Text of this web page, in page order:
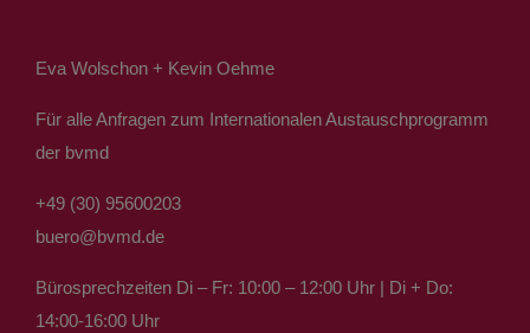
Eva Wolschon + Kevin Oehme
Für alle Anfragen zum Internationalen Austauschprogramm
der bvmd
+49 (30) 95600203
buero@bvmd.de
Bürosprechzeiten Di – Fr: 10:00 – 12:00 Uhr | Di + Do:
14:00-16:00 Uhr